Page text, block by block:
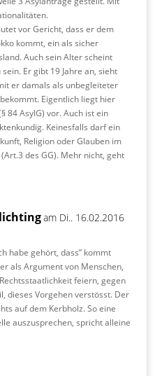
vor Gericht, dass er dem
kommt, ein als sicher
Auch sein Alter scheint
Er gibt 19 Jahre an, sieht
er damals als unbegleiteter
Eigentlich liegt hier
84 AsylG) vor. Auch ist ein
Keinesfalls darf ein
Religion oder Glauben im
des GG). Mehr nicht, geht
am Di.. 16.02.2016
habe gehört, dass” kommt
als Argument von Menschen,
feiern, gegen
dieses Vorgehen verstösst. Der
auf dem Kerbholz. So eine
auszusprechen, spricht alleine